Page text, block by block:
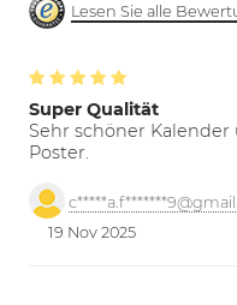
Lesen Sie alle
Super Qualität
Sehr schöner
Poster.
19 Nov 2025